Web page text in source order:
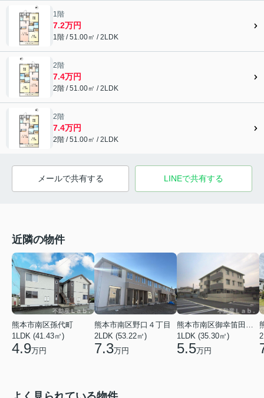
1階
7.2万円
1階 / 51.00㎡ / 2LDK
2階
7.4万円
2階 / 51.00㎡ / 2LDK
2階
7.4万円
2階 / 51.00㎡ / 2LDK
メールで共有する LINEで共有する
近隣の物件
熊本市南区孫代町
1LDK (41.43㎡)
4.9万円
熊本市南区野口４丁目
2LDK (53.22㎡)
7.3万円
1LDK (35.30㎡)
5.5万円